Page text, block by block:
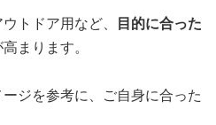
トドア用など、 目的に合った
まります。
ジを参考に、ご自身に合った